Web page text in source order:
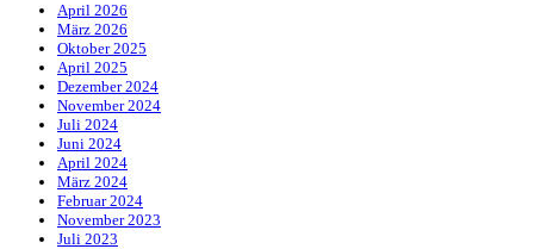
April 2026
März 2026
Oktober 2025
April 2025
Dezember 2024
November 2024
Juli 2024
Juni 2024
April 2024
März 2024
Februar 2024
November 2023
Juli 2023